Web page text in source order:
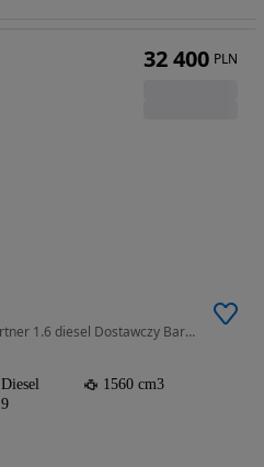
1560 cm3 • 100 KM • Peugeot Partner 1.6 diesel Dostawczy Bardzo Zadbany
Diesel
1560 cm3
32 400 PLN